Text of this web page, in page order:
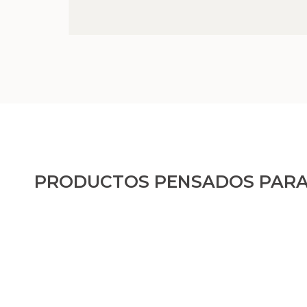
PRODUCTOS PENSADOS